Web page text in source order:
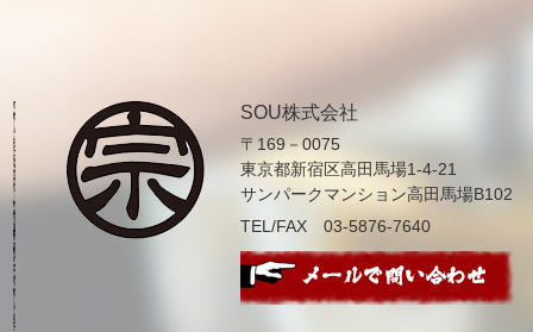
SOU株式会社
〒169－0075
東京都新宿区高田馬場1-4-21
サンパークマンション高田馬場B102
TEL/FAX 03-5876-7640